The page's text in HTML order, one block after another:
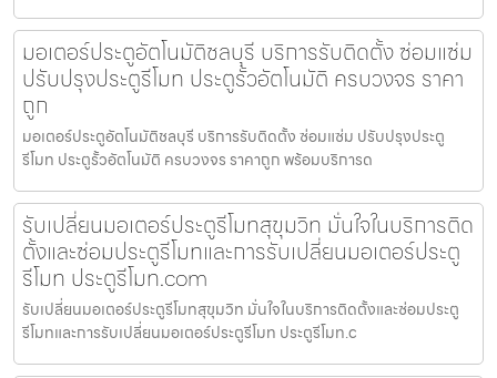
มอเตอร์ประตูอัตโนมัติชลบุรี บริการรับติดตั้ง ซ่อมแซ่ม
ปรับปรุงประตูรีโมท ประตูรั้วอัตโนมัติ ครบวงจร ราคา
ถูก
มอเตอร์ประตูอัตโนมัติชลบุรี บริการรับติดตั้ง ซ่อมแซ่ม ปรับปรุงประตู
รีโมท ประตูรั้วอัตโนมัติ ครบวงจร ราคาถูก พร้อมบริการด
รับเปลี่ยนมอเตอร์ประตูรีโมทสุขุมวิท มั่นใจในบริการติด
ตั้งและซ่อมประตูรีโมทและการรับเปลี่ยนมอเตอร์ประตู
รีโมท ประตูรีโมท.com
รับเปลี่ยนมอเตอร์ประตูรีโมทสุขุมวิท มั่นใจในบริการติดตั้งและซ่อมประตู
รีโมทและการรับเปลี่ยนมอเตอร์ประตูรีโมท ประตูรีโมท.c